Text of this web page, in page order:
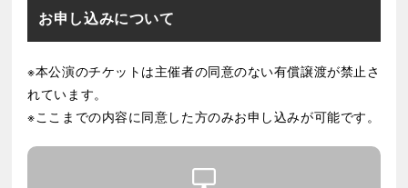
します。
の登場エピソード、爆弾犬篇。
第二幕は、クルーズ船プリンセス・ローレライを舞台に
華やかなアクションが繰り広げられる豪華客船篇。
豪華２本立てでお贈りするフォージャー家の冒険と新た
な登場人物たちに、ぜひともご期待ください。
た情報は変更できません。
※チケットのお引き取りは、セブン-イレブンのみとな
ン店頭レジにてお引き取りください。
※公演中止などにより払い戻しになった場合、お引き
取りされた店舗以外では一切手続きができませんので
お申し込みについて
※本公演のチケットは主催者の同意のない有償譲渡が禁止さ
れています。
※ここまでの内容に同意した方のみお申し込みが可能です。